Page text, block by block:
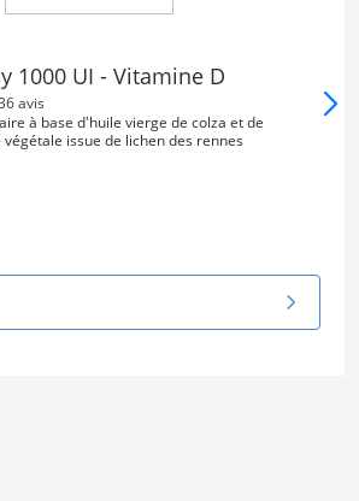
1000 UI - Vitamine D
avis
à base d'huile vierge de colza et de
issue de lichen des rennes